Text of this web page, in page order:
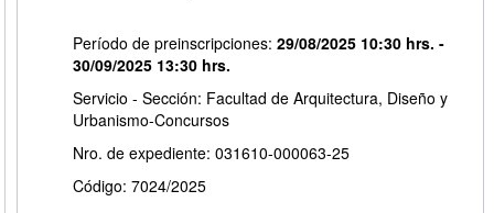
Período de preinscripciones: 29/08/2025 10:30 hrs. -
30/09/2025 13:30 hrs.
Servicio - Sección: Facultad de Arquitectura, Diseño y
Urbanismo-Concursos
Nro. de expediente: 031610-000063-25
Código: 7024/2025